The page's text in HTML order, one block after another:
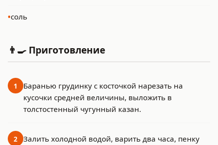
•соль
👨‍🍳 Приготовление
1
Баранью грудинку с косточкой нарезать на
кусочки средней величины, выложить в
толстостенный чугунный казан.
2
Залить холодной водой, варить два часа, пенку